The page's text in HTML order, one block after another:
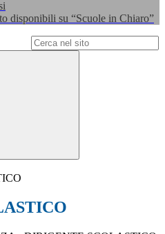
disponibili su “Scuole in Chiaro”